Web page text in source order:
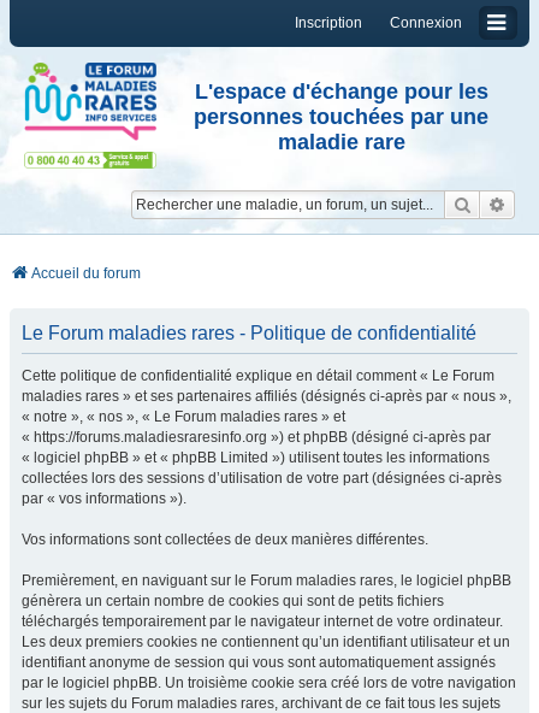
Connexion
Inscription
L'espace d'échange pour les
personnes touchées par une
maladie rare
Accueil du forum
Le Forum maladies rares - Politique de confidentialité
Cette politique de confidentialité explique en détail comment « Le Forum
maladies rares » et ses partenaires affiliés (désignés ci-après par « nous »,
« notre », « nos », « Le Forum maladies rares » et
« https://forums.maladiesraresinfo.org ») et phpBB (désigné ci-après par
« logiciel phpBB » et « phpBB Limited ») utilisent toutes les informations
collectées lors des sessions d’utilisation de votre part (désignées ci-après
par « vos informations »).
Vos informations sont collectées de deux manières différentes.
Premièrement, en naviguant sur le Forum maladies rares, le logiciel phpBB
génèrera un certain nombre de cookies qui sont de petits fichiers
téléchargés temporairement par le navigateur internet de votre ordinateur.
Les deux premiers cookies ne contiennent qu’un identifiant utilisateur et un
identifiant anonyme de session qui vous sont automatiquement assignés
par le logiciel phpBB. Un troisième cookie sera créé lors de votre navigation
sur les sujets du Forum maladies rares, archivant de ce fait tous les sujets